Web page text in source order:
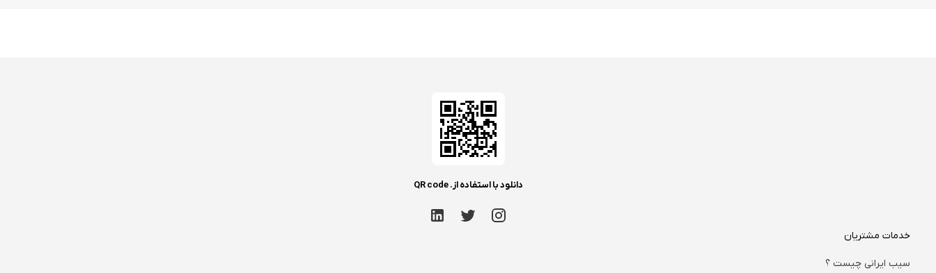
دانلود با استفاده از. QR code
خدمات مشتریان
سیب ایرانی چیست ؟